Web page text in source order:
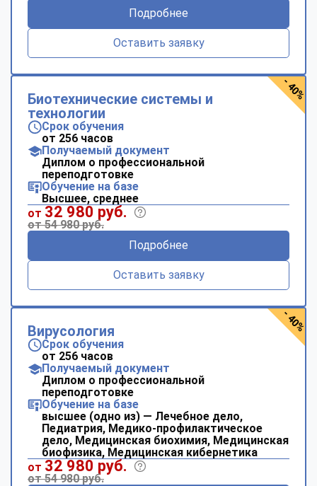
Подробнее
Оставить заявку
Биотехнические системы и
технологии
Срок обучения
от 256 часов
Получаемый документ
Диплом о профессиональной
переподготовке
Обучение на базе
Высшее, среднее
от 32 980 руб.
от 54 980 руб.
Подробнее
Оставить заявку
- 40%
Вирусология
Срок обучения
от 256 часов
Получаемый документ
Диплом о профессиональной
переподготовке
Обучение на базе
высшее (одно из) — Лечебное дело,
Педиатрия, Медико-профилактическое
дело, Медицинская биохимия, Медицинская
биофизика, Медицинская кибернетика
от 32 980 руб.
от 54 980 руб.
- 40%